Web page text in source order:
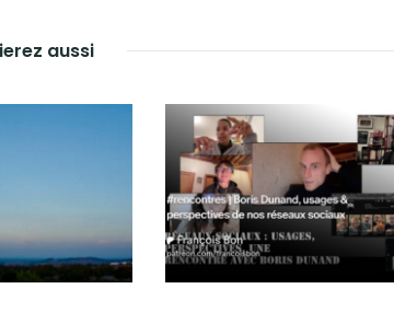
aussi